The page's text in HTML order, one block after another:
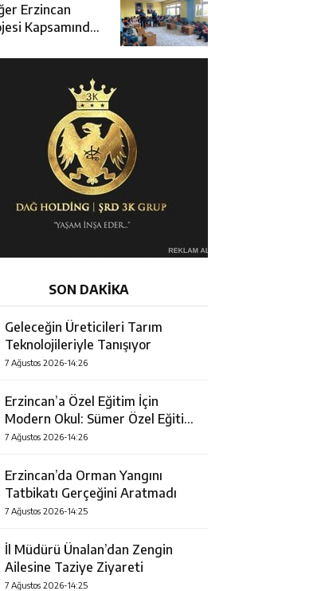
Erzincan
Kapsamında
SON DAKİKA
Geleceğin Üreticileri Tarım
Teknolojileriyle Tanışıyor
7 Ağustos 2026-14:26
Erzincan’a Özel Eğitim İçin
Modern Okul: Sümer Özel Eğitim
Meslek Okulu Protokolü
7 Ağustos 2026-14:26
Erzincan’da Orman Yangını
Tatbikatı Gerçeğini Aratmadı
7 Ağustos 2026-14:25
İl Müdürü Ünalan’dan Zengin
Ailesine Taziye Ziyareti
7 Ağustos 2026-14:25